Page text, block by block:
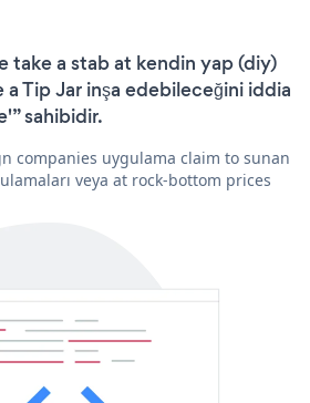
take a stab at kendin yap (diy)
Tip Jar inşa edebileceğini iddia
sahibidir.
companies uygulama claim to sunan
veya at rock-bottom prices